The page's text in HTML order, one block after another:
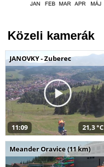
Közeli kamerák
JANOVKY - Zuberec
11:09 21,3 °C
Meander Oravice (11 km)